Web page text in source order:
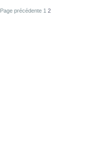
Page précédente 1 2